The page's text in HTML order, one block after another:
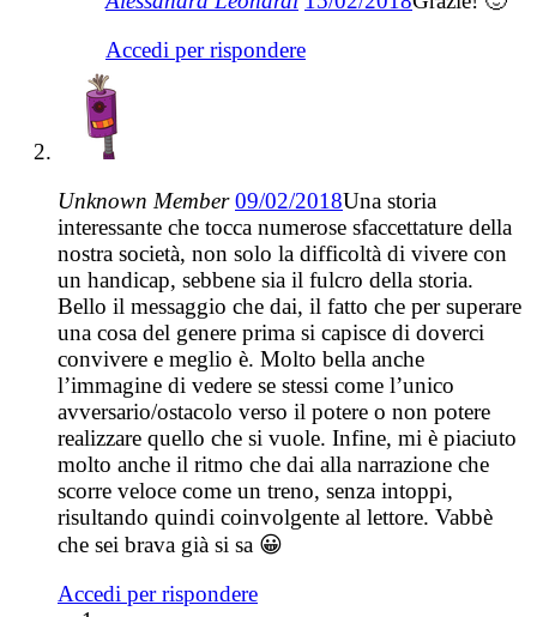
Accedi per rispondere
Unknown Member 09/02/2018Una storia
interessante che tocca numerose sfaccettature della
nostra società, non solo la difficoltà di vivere con
un handicap, sebbene sia il fulcro della storia.
Bello il messaggio che dai, il fatto che per superare
una cosa del genere prima si capisce di doverci
convivere e meglio è. Molto bella anche
l’immagine di vedere se stessi come l’unico
avversario/ostacolo verso il potere o non potere
realizzare quello che si vuole. Infine, mi è piaciuto
molto anche il ritmo che dai alla narrazione che
scorre veloce come un treno, senza intoppi,
risultando quindi coinvolgente al lettore. Vabbè
che sei brava già si sa 😀
Accedi per rispondere